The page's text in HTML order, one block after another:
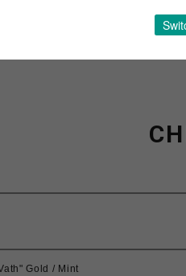
ショップお問い合わ
Gold / Mint